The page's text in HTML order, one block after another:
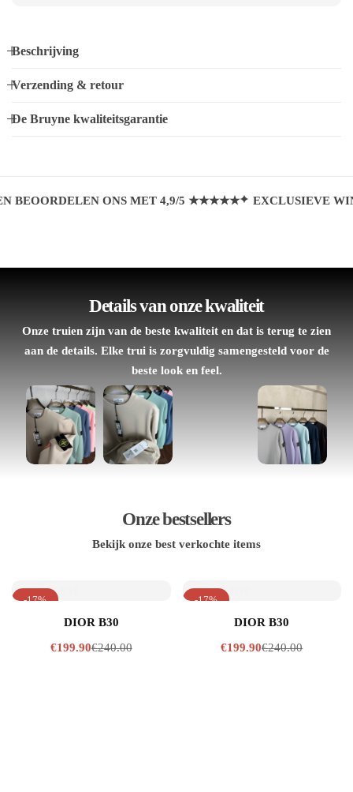
Beschrijving
Verzending & retour
De Bruyne kwaliteitsgarantie
ONS MET 4,9/5 ★★★★★ EXCLUSIEVE
Details van onze kwaliteit
Onze truien zijn van de beste kwaliteit en dat is terug te zien
aan de details. Elke trui is zorgvuldig samengesteld voor de
beste look en feel.
Onze bestsellers
Bekijk onze best verkochte items
-17%
DIOR B30
€240.00
€199.90
-17%
DIOR B30
€240.00
€199.90